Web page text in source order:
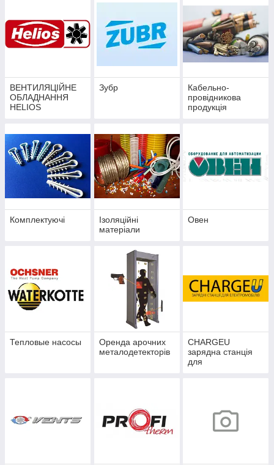
ВЕНТИЛЯЦІЙНЕ
ОБЛАДНАННЯ
HELIOS
Зубр
Кабельно-
провідникова
продукція
Комплектуючі
Ізоляційні
матеріали
Овен
Тепловые насосы
Оренда арочних
металодетекторів
CHARGEU
зарядна станція
для